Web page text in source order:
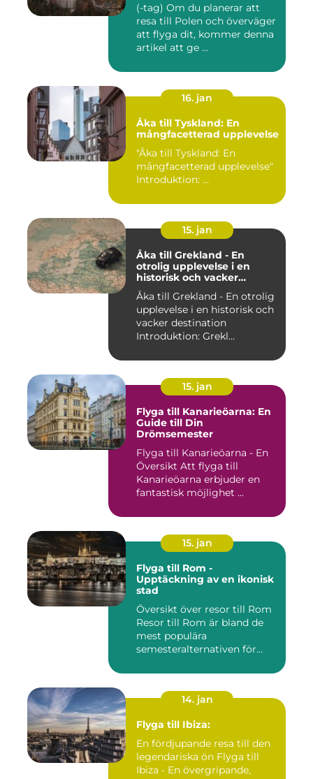
(-tag) Om du planerar att
resa till Polen och överväger
att flyga dit, kommer denna
artikel att ge ...
16. jan
Åka till Tyskland: En
mångfacetterad upplevelse
"Åka till Tyskland: En
mångfacetterad upplevelse"
Introduktion: ...
15. jan
Åka till Grekland - En
otrolig upplevelse i en
historisk och vacker
destination
Åka till Grekland - En otrolig
upplevelse i en historisk och
vacker destination
Introduktion: Grekl...
15. jan
Flyga till Kanarieöarna: En
Guide till Din
Drömsemester
Flyga till Kanarieöarna - En
Översikt Att flyga till
Kanarieöarna erbjuder en
fantastisk möjlighet ...
15. jan
Flyga till Rom -
Upptäckning av en ikonisk
stad
Översikt över resor till Rom
Resor till Rom är bland de
mest populära
semesteralternativen för
14. jan
Flyga till Ibiza:
En fördjupande resa till den
legendariska ön Flyga till
Ibiza - En övergripande,